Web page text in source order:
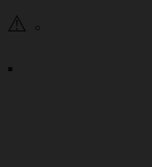
⚠️